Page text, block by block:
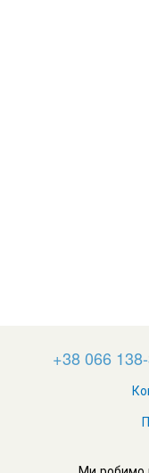
+38 066